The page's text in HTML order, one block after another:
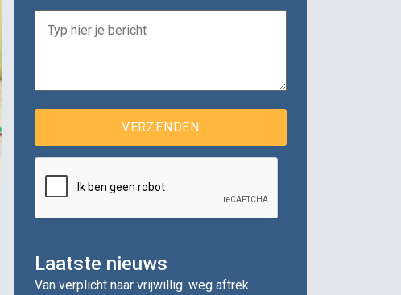
Laatste nieuws
Van verplicht naar vrijwillig: weg aftrek